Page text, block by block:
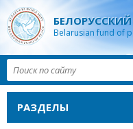
Belarusian fund of
РАЗДЕЛЫ